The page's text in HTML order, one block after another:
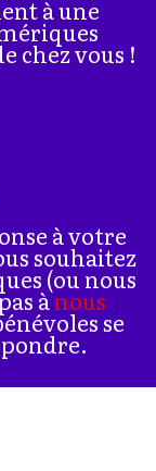
à une
chez vous !
à votre
souhaitez
(ou nous
ànous
se